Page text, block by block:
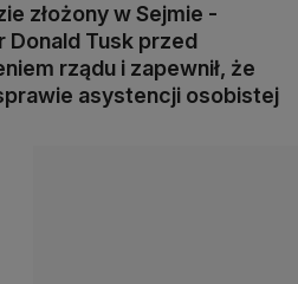
złożony w Sejmie -
Donald Tusk przed
rządu i zapewnił, że
asystencji osobistej